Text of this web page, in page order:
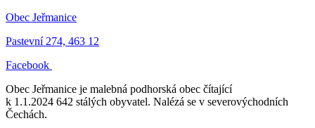
Obec Jeřmanice
Pastevní 274, 463 12
Facebook
Obec Jeřmanice je malebná podhorská obec čítající
k 1.1.2024 642 stálých obyvatel. Nalézá se v severovýchodních
Čechách.